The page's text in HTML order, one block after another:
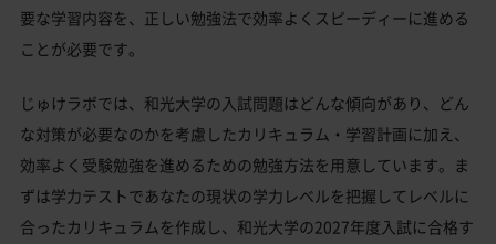
要な学習内容を、正しい勉強法で効率よくスピーディーに進める
ことが必要です。
じゅけラボでは、和光大学の入試問題はどんな傾向があり、どん
な対策が必要なのかを考慮したカリキュラム・学習計画に加え、
効率よく受験勉強を進めるための勉強方法を用意しています。ま
ずは学力テストであなたの現状の学力レベルを把握してレベルに
合ったカリキュラムを作成し、和光大学の2027年度入試に合格す